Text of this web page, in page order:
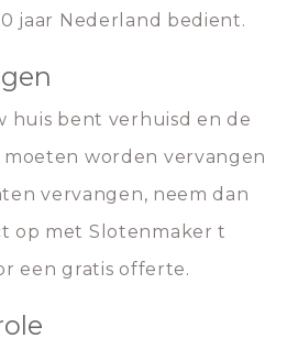
jaar Nederland bedient.
huis bent verhuisd en de
worden vervangen
vervangen, neem dan
op met Slotenmaker t
een gratis offerte.